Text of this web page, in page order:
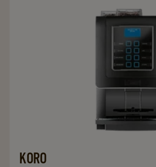
KORO